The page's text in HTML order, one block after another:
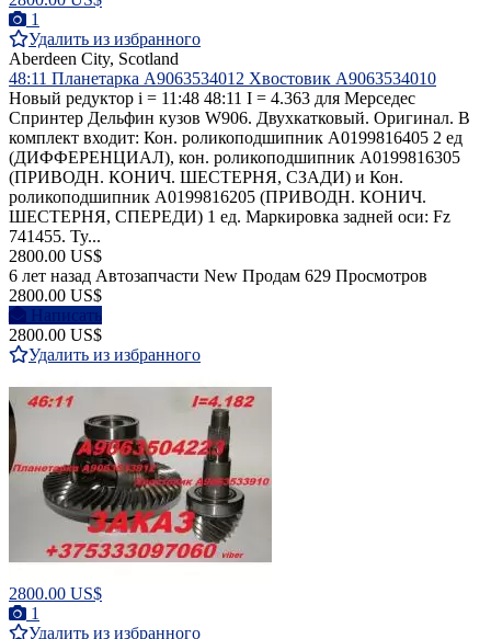
1
Удалить из избранного
Aberdeen City, Scotland
48:11 Планетарка A9063534012 Хвостовик A9063534010
Новый редуктор i = 11:48 48:11 I = 4.363 для Мерседес
Спринтер Дельфин кузов W906. Двухкатковый. Оригинал. В
комплект входит: Кон. роликоподшипник A0199816405 2 ед
(ДИФФЕРЕНЦИАЛ), кон. роликоподшипник A0199816305
(ПРИВОДН. КОНИЧ. ШЕСТЕРНЯ, СЗАДИ) и Кон.
роликоподшипник A0199816205 (ПРИВОДН. КОНИЧ.
ШЕСТЕРНЯ, СПЕРЕДИ) 1 ед. Маркировка задней оси: Fz
741455. Ty...
2800.00 US$
6 лет назад Автозапчасти New Продам 629 Просмотров
2800.00 US$
Написать
2800.00 US$
Удалить из избранного
2800.00 US$
1
Удалить из избранного